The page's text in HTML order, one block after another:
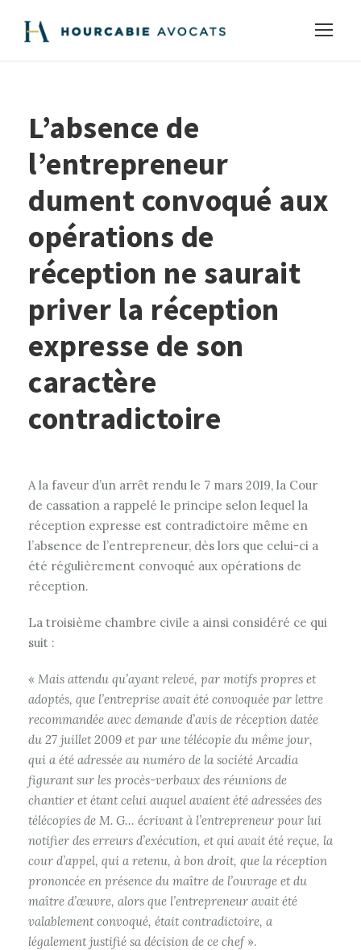
L’absence de
l’entrepreneur
dument convoqué aux
opérations de
réception ne saurait
priver la réception
expresse de son
caractère
contradictoire
A la faveur d’un arrêt rendu le 7 mars 2019, la Cour
de cassation a rappelé le principe selon lequel la
réception expresse est contradictoire même en
l’absence de l’entrepreneur, dès lors que celui-ci a
été régulièrement convoqué aux opérations de
réception.
La troisième chambre civile a ainsi considéré ce qui
suit :
« Mais attendu qu’ayant relevé, par motifs propres et
adoptés, que l’entreprise avait été convoquée par lettre
recommandée avec demande d’avis de réception datée
du 27 juillet 2009 et par une télécopie du même jour,
qui a été adressée au numéro de la société Arcadia
figurant sur les procès-verbaux des réunions de
chantier et étant celui auquel avaient été adressées des
télécopies de M. G… écrivant à l’entrepreneur pour lui
notifier des erreurs d’exécution, et qui avait été reçue, la
cour d’appel, qui a retenu, à bon droit, que la réception
prononcée en présence du maître de l’ouvrage et du
maître d’œuvre, alors que l’entrepreneur avait été
valablement convoqué, était contradictoire, a
légalement justifié sa décision de ce chef».